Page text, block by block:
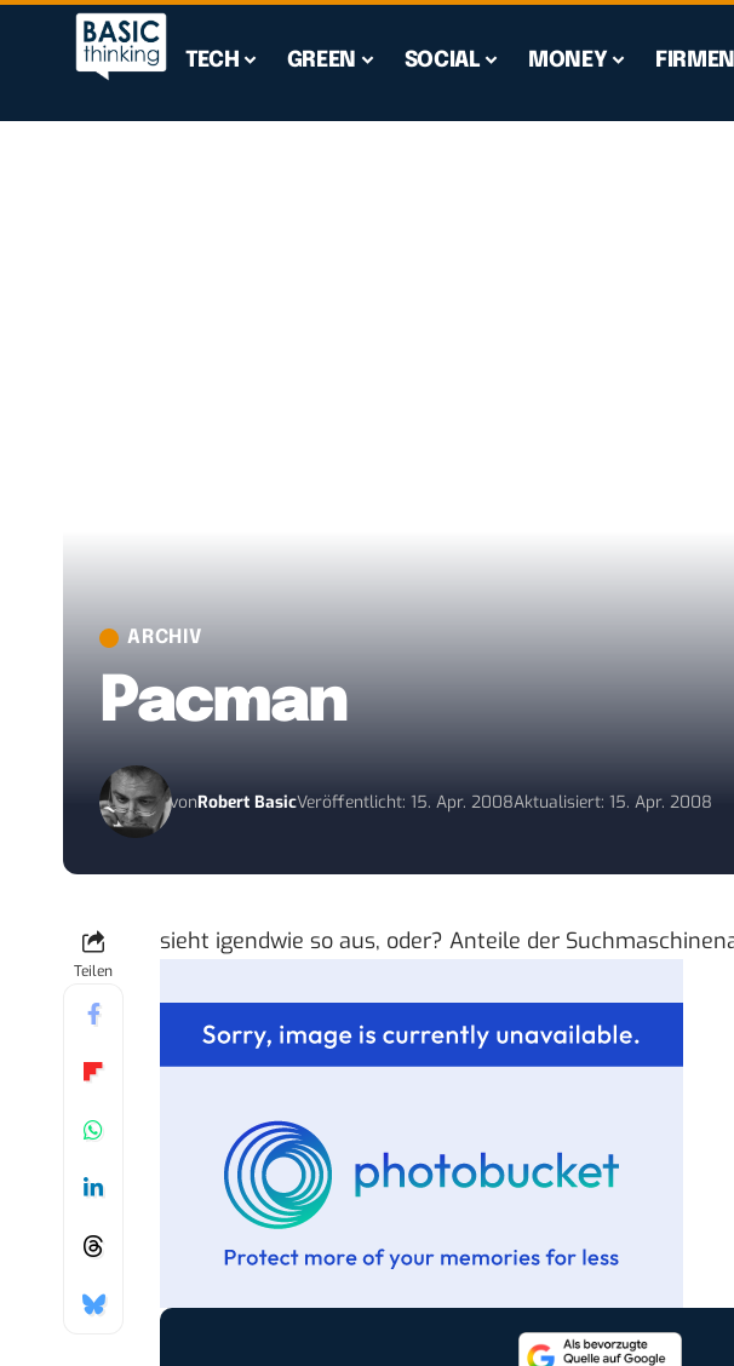
TECH GREEN SOCIAL MONEY FIRMEN
ARCHIV
Pacman
vonRobert BasicVeröffentlicht: 15. Apr. 2008Aktualisiert: 15. Apr. 2008
Teilen
sieht igendwie so aus, oder? Anteile der